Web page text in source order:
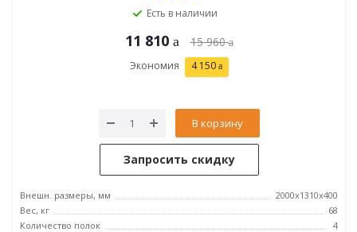
Есть в наличии
11 810 15 960
Экономия 4 150
В корзину
Запросить скидку
Внешн. размеры, мм
2000x1310x400
Вес, кг
68
Количество полок
4